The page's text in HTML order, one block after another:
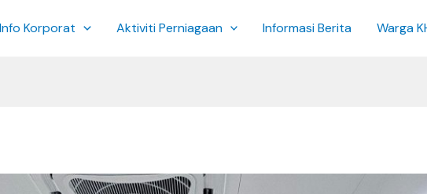
Info Korporat Aktiviti Perniagaan Informasi Berita Warga